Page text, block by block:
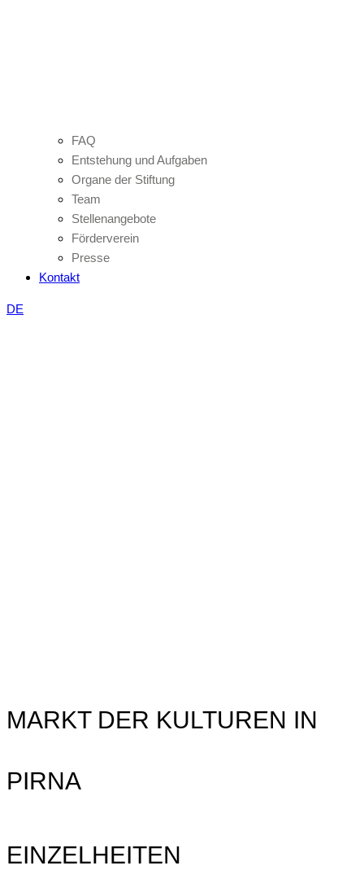
FAQ
Entstehung und Aufgaben
Organe der Stiftung
Team
Stellenangebote
Förderverein
Presse
Kontakt
DE
MARKT DER KULTUREN IN
PIRNA
EINZELHEITEN